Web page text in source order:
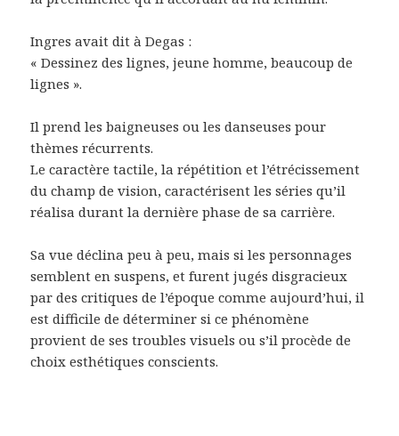
Ingres avait dit à Degas :
« Dessinez des lignes, jeune homme, beaucoup de
lignes ».
Il prend les baigneuses ou les danseuses pour
thèmes récurrents.
Le caractère tactile, la répétition et l’étrécissement
du champ de vision, caractérisent les séries qu’il
réalisa durant la dernière phase de sa carrière.
Sa vue déclina peu à peu, mais si les personnages
semblent en suspens, et furent jugés disgracieux
par des critiques de l’époque comme aujourd’hui, il
est difficile de déterminer si ce phénomène
provient de ses troubles visuels ou s’il procède de
choix esthétiques conscients.